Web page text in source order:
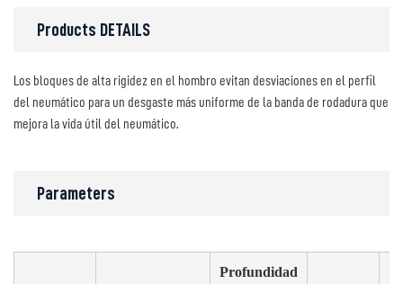
Products DETAILS
Los bloques de alta rigidez en el hombro evitan desviaciones en el perfil
del neumático para un desgaste más uniforme de la banda de rodadura que
mejora la vida útil del neumático.
Parameters
Profundidad